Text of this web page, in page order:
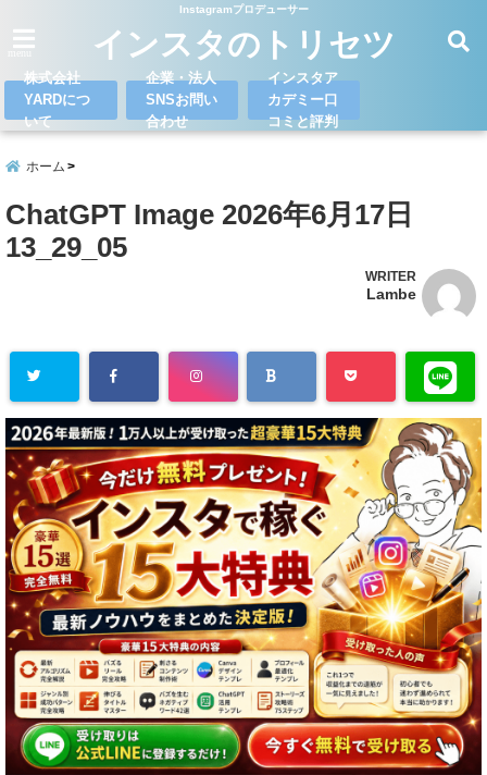
Instagramプロデューサー
インスタのトリセツ
株式会社
YARDにつ
いて
企業・法人
SNSお問い
合わせ
インスタア
カデミー口
コミと評判
ホーム
ChatGPT Image 2026年6月17日
13_29_05
WRITER
Lambe